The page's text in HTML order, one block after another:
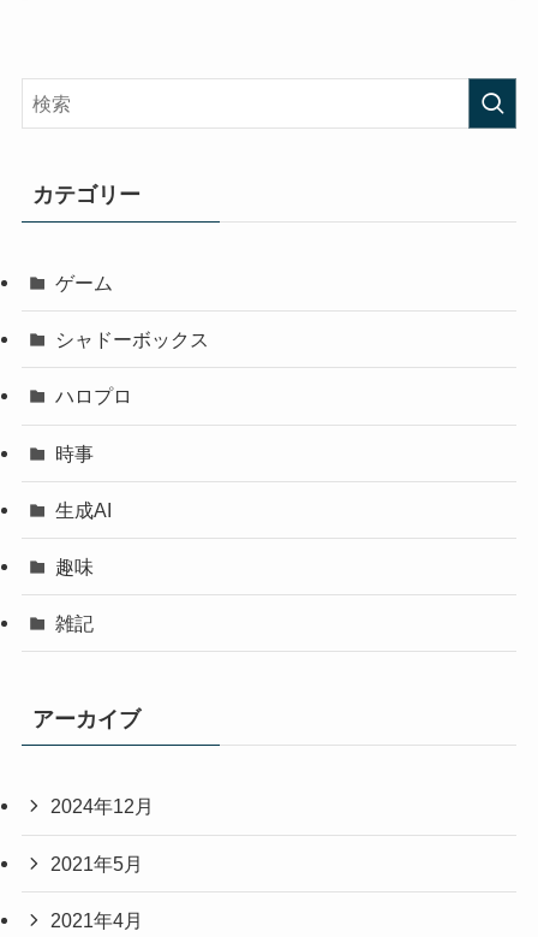
カテゴリー
ゲーム
シャドーボックス
ハロプロ
時事
生成AI
趣味
雑記
アーカイブ
2024年12月
2021年5月
2021年4月